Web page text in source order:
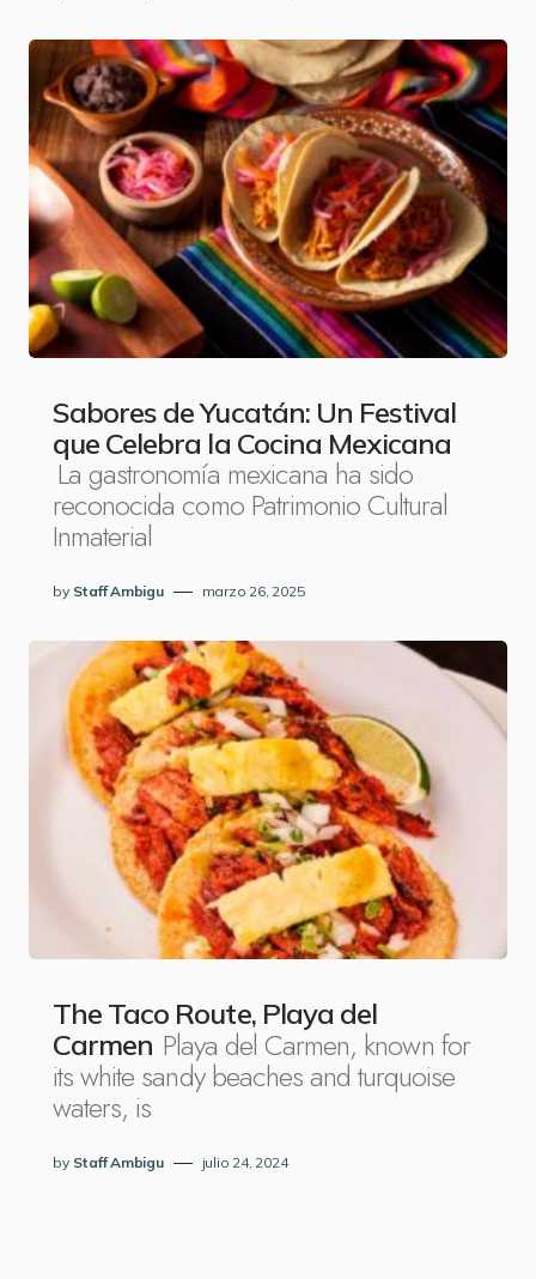
Sabores de Yucatán: Un Festival
que Celebra la Cocina Mexicana
La gastronomía mexicana ha sido
reconocida como Patrimonio Cultural
Inmaterial
by Staff Ambigu marzo 26, 2025
The Taco Route, Playa del
Carmen Playa del Carmen, known for
its white sandy beaches and turquoise
waters, is
by Staff Ambigu julio 24, 2024